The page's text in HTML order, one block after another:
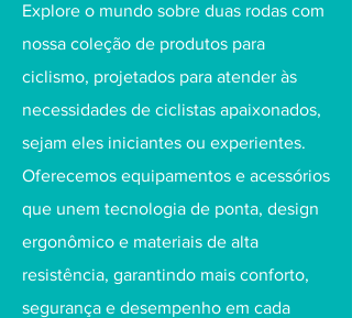
Explore o mundo sobre duas rodas com
nossa coleção de produtos para
ciclismo, projetados para atender às
necessidades de ciclistas apaixonados,
sejam eles iniciantes ou experientes.
Oferecemos equipamentos e acessórios
que unem tecnologia de ponta, design
ergonômico e materiais de alta
resistência, garantindo mais conforto,
segurança e desempenho em cada